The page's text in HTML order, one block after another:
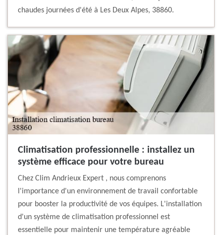
chaudes journées d'été à Les Deux Alpes, 38860.
Climatisation professionnelle : installez un
système efficace pour votre bureau
Chez Clim Andrieux Expert , nous comprenons
l'importance d'un environnement de travail confortable
pour booster la productivité de vos équipes. L'installation
d'un système de climatisation professionnel est
essentielle pour maintenir une température agréable